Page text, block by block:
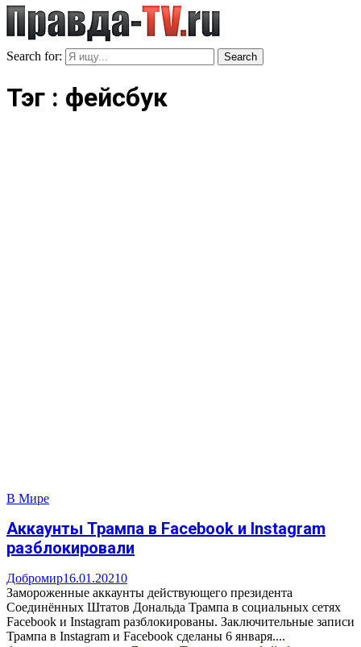
Search for: Search
Тэг : фейсбук
В Мире
Аккаунты Трампа в Facebook и Instagram
разблокировали
Добромир16.01.20210
Замороженные аккаунты действующего президента
Соединённых Штатов Дональда Трампа в социальных сетях
Facebook и Instagram разблокированы. Заключительные записи
Трампа в Instagram и Facebook сделаны 6 января....